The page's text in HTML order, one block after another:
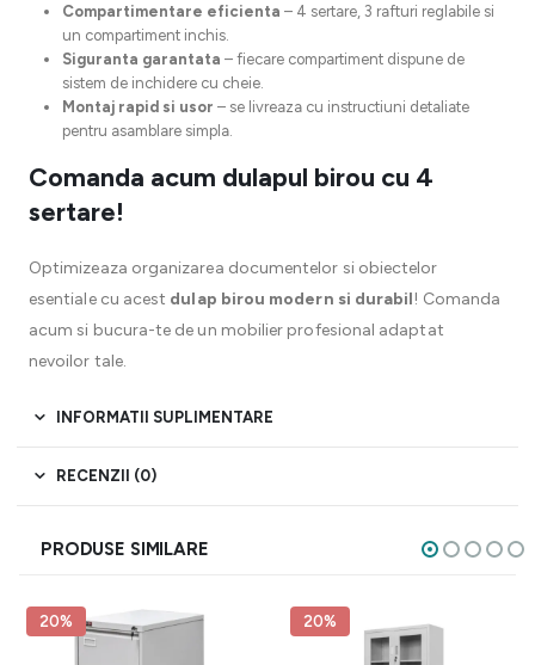
Compartimentare eficienta – 4 sertare, 3 rafturi reglabile si
un compartiment inchis.
Siguranta garantata – fiecare compartiment dispune de
sistem de inchidere cu cheie.
Montaj rapid si usor – se livreaza cu instructiuni detaliate
pentru asamblare simpla.
Comanda acum dulapul birou cu 4
sertare!
Optimizeaza organizarea documentelor si obiectelor
esentiale cu acest dulap birou modern si durabil! Comanda
acum si bucura-te de un mobilier profesional adaptat
nevoilor tale.
INFORMATII SUPLIMENTARE
RECENZII (0)
PRODUSE SIMILARE
20% 20%